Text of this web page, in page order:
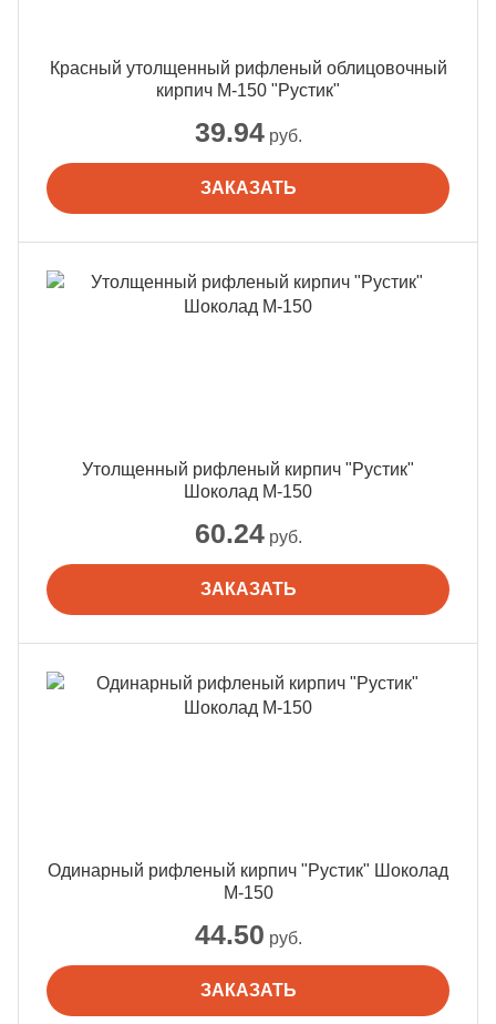
39.94руб.
ЗАКАЗАТЬ
Красный утолщенный рифленый облицовочный
кирпич М-150 "Рустик"
60.24руб.
ЗАКАЗАТЬ
Утолщенный рифленый кирпич "Рустик"
Шоколад М-150
44.50 руб.
ЗАКАЗАТЬ
Одинарный рифленый кирпич "Рустик" Шоколад
М-150